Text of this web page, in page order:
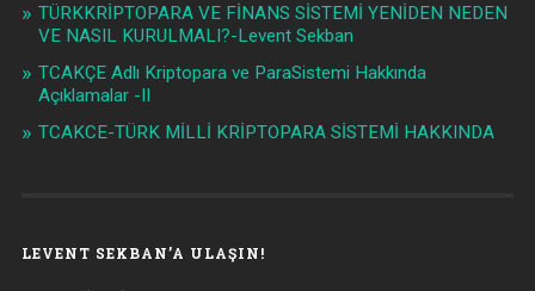
TÜRKKRİPTOPARA VE FİNANS SİSTEMİ YENİDEN NEDEN
VE NASIL KURULMALI?-Levent Sekban
TCAKÇE Adlı Kriptopara ve ParaSistemi Hakkında
Açıklamalar -II
TCAKCE-TÜRK MİLLİ KRİPTOPARA SİSTEMİ HAKKINDA
LEVENT SEKBAN’A ULAŞIN!